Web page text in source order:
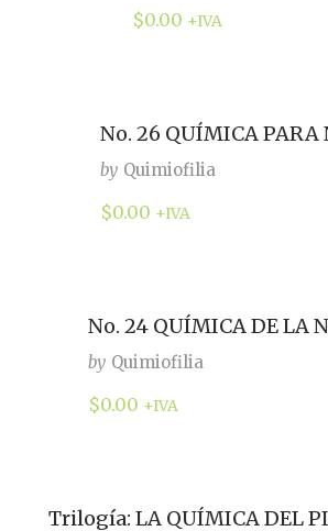
$0.00 +IVA
No. 26 QUÍMICA PARA
by Quimiofilia
$0.00 +IVA
No. 24 QUÍMICA DE LA
by Quimiofilia
$0.00 +IVA
Trilogía: LA QUÍMICA DEL